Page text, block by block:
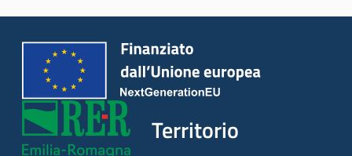
Territorio